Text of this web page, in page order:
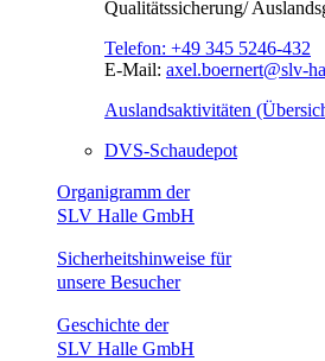
Qualitätssicherung/
Telefon: +49 345 5246-432
E-Mail: axel.boernert@slv-
Auslandsaktivitäten
DVS-Schaudepot
Organigramm der
SLV Halle GmbH
Sicherheitshinweise für
unsere Besucher
Geschichte der
SLV Halle GmbH